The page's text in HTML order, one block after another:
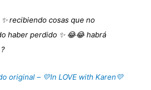
recibiendo cosas que no
haber perdido ✨ 😂😂 habrá
original – 💛In LOVE with Karen💛